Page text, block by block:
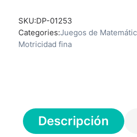
SKU:DP-01253
Categories:Juegos de
Motricidad fina
Descripción